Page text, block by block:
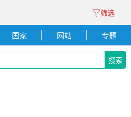
筛选
国家 网站 专题
搜索